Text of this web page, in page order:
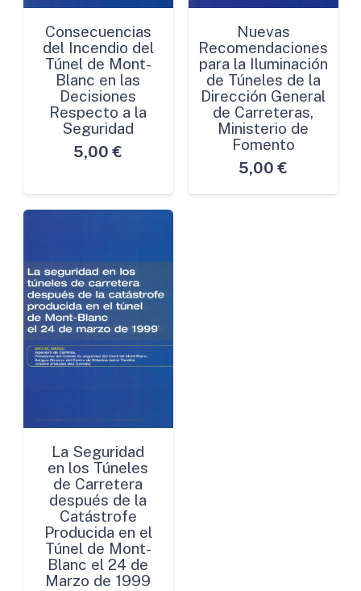
Consecuencias
del Incendio del
Túnel de Mont-
Blanc en las
Decisiones
Respecto a la
Seguridad
5,00 €
Nuevas
Recomendaciones
para la Iluminación
de Túneles de la
Dirección General
de Carreteras,
Ministerio de
Fomento
5,00 €
La Seguridad
en los Túneles
de Carretera
después de la
Catástrofe
Producida en el
Túnel de Mont-
Blanc el 24 de
Marzo de 1999